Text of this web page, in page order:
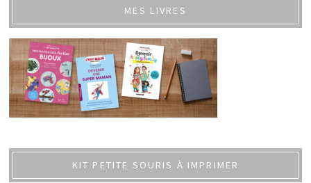
MES LIVRES
KIT PETITE SOURIS À IMPRIMER